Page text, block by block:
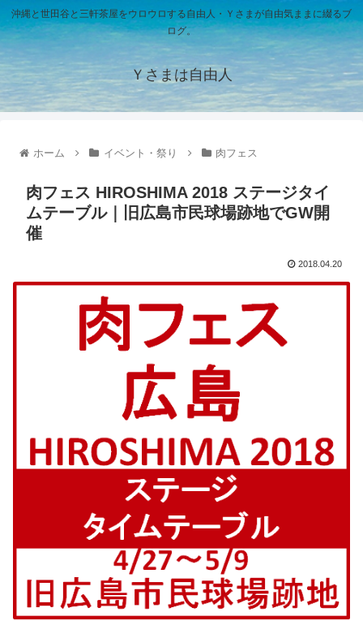
沖縄と世田谷と三軒茶屋をウロウロする自由人・Ｙさまが自由気ままに綴るブ
ログ。
Ｙさまは自由人
ホーム イベント・祭り 肉フェス
肉フェス HIROSHIMA 2018 ステージタイ
ムテーブル｜旧広島市民球場跡地でGW開
催
2018.04.20